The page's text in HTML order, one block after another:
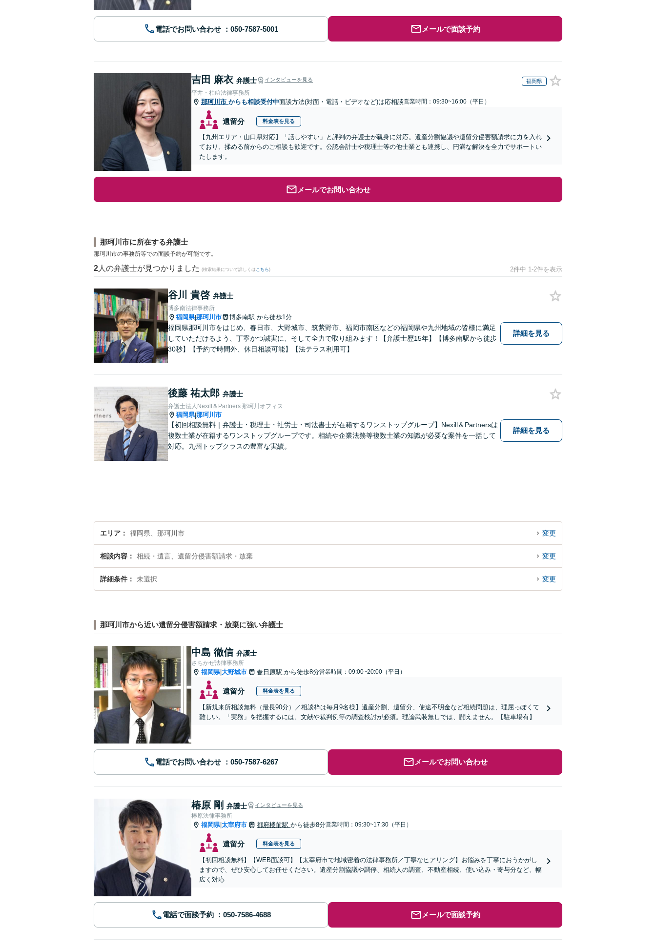
電話でお問い合わせ メールで面談予約
吉田 麻衣 弁護士 インタビューを見る 福岡県
平井・柏﨑法律事務所
那珂川市 からも相談受付中面談方法(対面・電話・ビデオなど)は応相談営業時間：09:30~16:00（平日）
遺留分 料金表を見る
【九州エリア・山口県対応】「話しやすい」と評判の弁護士が親身に対応。遺産分割協議や遺留分侵害額請求に力を入れ
ており、揉める前からのご相談も歓迎です。公認会計士や税理士等の他士業とも連携し、円満な解決を全力でサポートい
たします。
メールでお問い合わせ
那珂川市に所在する弁護士
那珂川市の事務所等での面談予約が可能です。
2 人の弁護士が見つかりました (検索結果について詳しくは こちら) 2件中 1-2件を表示
谷川 貴啓 弁護士
博多南法律事務所
福岡県|那珂川市 博多南駅 から徒歩1分
福岡県那珂川市をはじめ、春日市、大野城市、筑紫野市、福岡市南区などの福岡県や九州地域の皆様に満足
していただけるよう、丁寧かつ誠実に、そして全力で取り組みます！【弁護士歴15年】【博多南駅から徒歩
30秒】【予約で時間外、休日相談可能】【法テラス利用可】
詳細を見る
後藤 祐太郎 弁護士
弁護士法人Nexill＆Partners 那珂川オフィス
福岡県|那珂川市
【初回相談無料｜弁護士・税理士・社労士・司法書士が在籍するワンストップグループ】Nexill＆Partnersは
複数士業が在籍するワンストップグループです。相続や企業法務等複数士業の知識が必要な案件を一括して
対応。九州トップクラスの豊富な実績。
詳細を見る
エリア 福岡県、那珂川市 変更
相談内容 相続・遺言、遺留分侵害額請求・放棄 変更
詳細条件 未選択 変更
那珂川市から近い遺留分侵害額請求・放棄に強い弁護士
中島 徹信 弁護士
さちかぜ法律事務所
福岡県|大野城市 春日原駅 から徒歩8分営業時間：09:00~20:00（平日）
遺留分 料金表を見る
【新規来所相談無料（最長90分）／相談枠は毎月9名様】遺産分割、遺留分、使途不明金など相続問題は、理屈っぽくて
難しい。「実務」を把握するには、文献や裁判例等の調査検討が必須。理論武装無しでは、闘えません。【駐車場有】
電話でお問い合わせ メールでお問い合わせ
椿原 剛 弁護士 インタビューを見る
椿原法律事務所
福岡県|太宰府市 都府楼前駅 から徒歩8分営業時間：09:30~17:30（平日）
遺留分 料金表を見る
【初回相談無料】【WEB面談可】【太宰府市で地域密着の法律事務所／丁寧なヒアリング】お悩みを丁寧におうかがし
ますので、ぜひ安心してお任せください。遺産分割協議や調停、相続人の調査、不動産相続、使い込み・寄与分など、幅
広く対応
電話で面談予約 メールで面談予約